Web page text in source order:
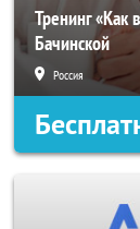
Тренинг «Как
Бачинской
Россия